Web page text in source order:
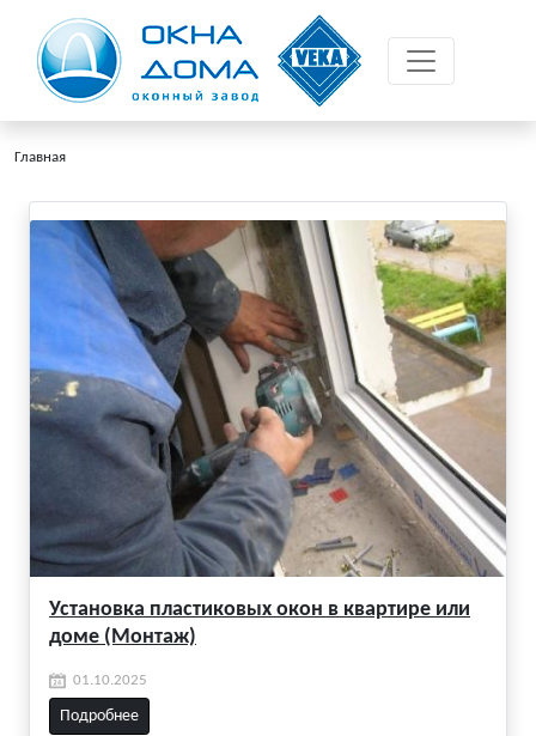
Главная
Установка пластиковых окон в квартире или
доме (Монтаж)
01.10.2025
Подробнее